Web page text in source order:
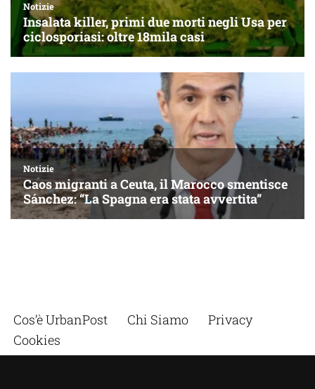
Cos’è UrbanPost Chi Siamo
Privacy
Cookies